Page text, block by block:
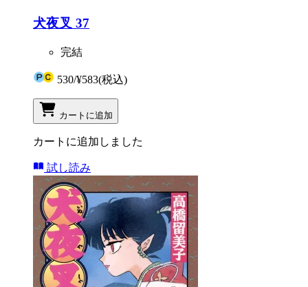
犬夜叉 37
完結
530/¥583(税込)
カートに追加
カートに追加しました
試し読み